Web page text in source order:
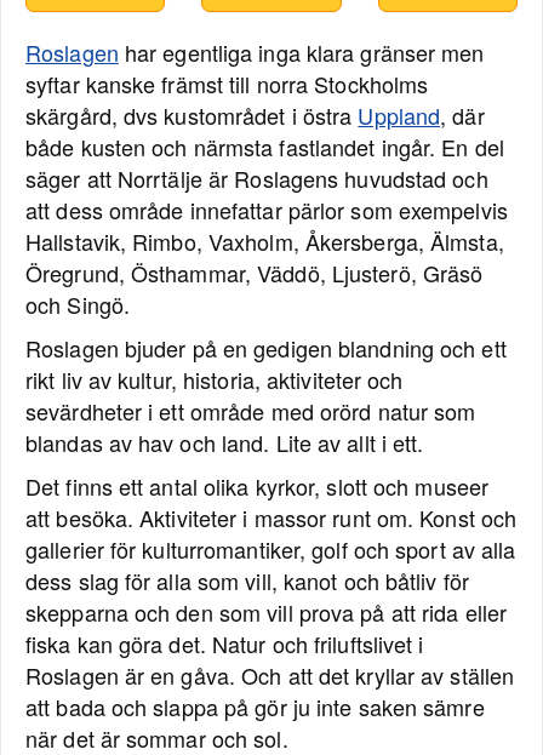
Roslagen har egentliga inga klara gränser men
syftar kanske främst till norra Stockholms
skärgård, dvs kustområdet i östra Uppland, där
både kusten och närmsta fastlandet ingår. En del
säger att Norrtälje är Roslagens huvudstad och
att dess område innefattar pärlor som exempelvis
Hallstavik, Rimbo, Vaxholm, Åkersberga, Älmsta,
Öregrund, Östhammar, Väddö, Ljusterö, Gräsö
och Singö.
Roslagen bjuder på en gedigen blandning och ett
rikt liv av kultur, historia, aktiviteter och
sevärdheter i ett område med orörd natur som
blandas av hav och land. Lite av allt i ett.
Det finns ett antal olika kyrkor, slott och museer
att besöka. Aktiviteter i massor runt om. Konst och
gallerier för kulturromantiker, golf och sport av alla
dess slag för alla som vill, kanot och båtliv för
skepparna och den som vill prova på att rida eller
fiska kan göra det. Natur och friluftslivet i
Roslagen är en gåva. Och att det kryllar av ställen
att bada och slappa på gör ju inte saken sämre
när det är sommar och sol.